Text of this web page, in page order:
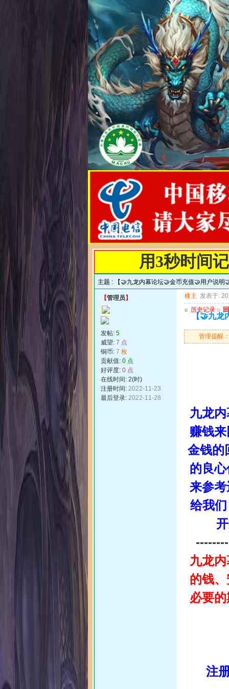
用3秒时间
主题 : 【🤝九龙内幕论坛🤝金币充值🤝用户说明
【管理员 】
发帖: 5
威望: 7 点
铜币: 7 枚
贡献值: 0 点
好评度: 0 点
在线时间: 2(时)
注册时间: 2022-11-23
最后登录: 2022-11-28
楼主 发表于:
u 历史记录 u
【🤝九
管理提醒
九龙
赚钱
金钱的
的良
来参
给我
九龙
的钱
必要
注